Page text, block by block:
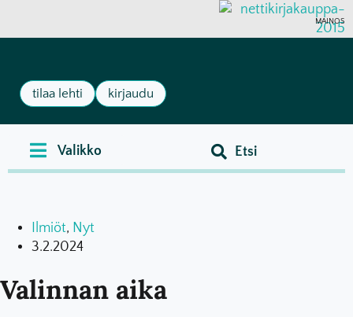
MAINOS
tilaa lehti kirjaudu
Ilmiöt, Nyt
3.2.2024
Valinnan aika